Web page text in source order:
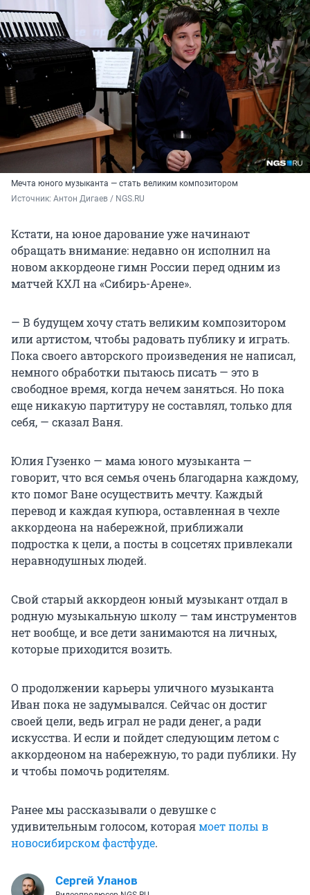
Мечта юного музыканта — стать великим композитором
Источник: Антон Дигаев / NGS.RU
Кстати, на юное дарование уже начинают
обращать внимание: недавно он исполнил на
новом аккордеоне гимн России перед одним из
матчей КХЛ на «Сибирь-Арене».
— В будущем хочу стать великим композитором
или артистом, чтобы радовать публику и играть.
Пока своего авторского произведения не написал,
немного обработки пытаюсь писать — это в
свободное время, когда нечем заняться. Но пока
еще никакую партитуру не составлял, только для
себя, — сказал Ваня.
Юлия Гузенко — мама юного музыканта —
говорит, что вся семья очень благодарна каждому,
кто помог Ване осуществить мечту. Каждый
перевод и каждая купюра, оставленная в чехле
аккордеона на набережной, приближали
подростка к цели, а посты в соцсетях привлекали
неравнодушных людей.
Свой старый аккордеон юный музыкант отдал в
родную музыкальную школу — там инструментов
нет вообще, и все дети занимаются на личных,
которые приходится возить.
О продолжении карьеры уличного музыканта
Иван пока не задумывался. Сейчас он достиг
своей цели, ведь играл не ради денег, а ради
искусства. И если и пойдет следующим летом с
аккордеоном на набережную, то ради публики. Ну
и чтобы помочь родителям.
Ранее мы рассказывали о девушке с
удивительным голосом, котораямоет полы в
новосибирском фастфуде.
Сергей Уланов